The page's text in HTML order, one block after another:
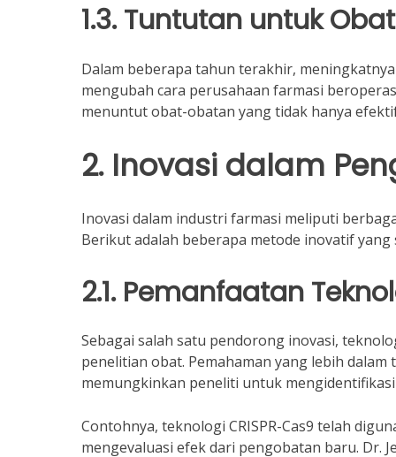
1.3. Tuntutan untuk
Dalam beberapa tahun terakhir,
mengubah cara perusahaan farmasi
menuntut obat-obatan yang tidak hanya
2. Inovasi dalam
Inovasi dalam industri farmasi meliputi
Berikut adalah beberapa metode inovatif
2.1. Pemanfaatan
Sebagai salah satu pendorong inovasi,
penelitian obat. Pemahaman yang lebih
memungkinkan peneliti untuk
Contohnya, teknologi CRISPR-Cas9 telah
mengevaluasi efek dari pengobatan baru. Dr.